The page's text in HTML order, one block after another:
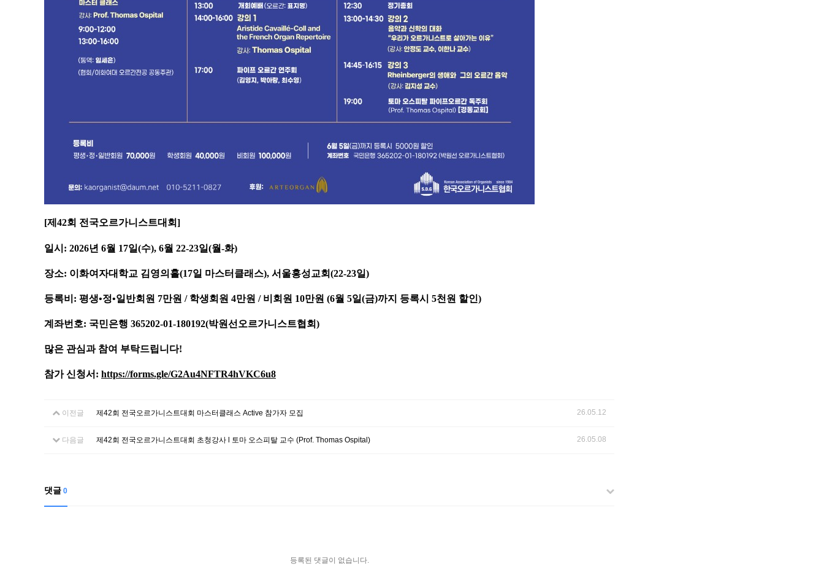
[제42회 전국오르가니스트대회]
일시: 2026년 6월 17일(수), 6월 22-23일(월-화)
장소: 이화여자대학교 김영의홀(17일 마스터클래스), 서울홍성교회(22-23일)
등록비: 평생•정•일반회원 7만원 / 학생회원 4만원 / 비회원 10만원 (6월 5일(금)까지 등록시 5천원 할인)
계좌번호: 국민은행 365202-01-180192(박원선오르가니스트협회)
많은 관심과 참여 부탁드립니다!
참가 신청서: https://forms.gle/G2Au4NFTR4hVKC6u8
이전글 제42회 전국오르가니스트대회 마스터클래스 Active 참가자 모집 26.05.12
다음글 제42회 전국오르가니스트대회 초청강사 l 토마 오스피탈 교수 (Prof. Thomas Ospital) 26.05.08
댓글 0
등록된 댓글이 없습니다.